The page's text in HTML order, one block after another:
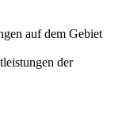
auf dem Gebiet
der